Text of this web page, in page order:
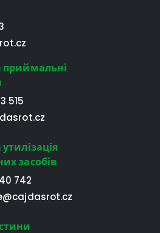
приймальні
515
засобів
742